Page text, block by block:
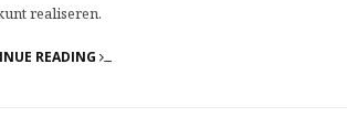
realiseren.
READING